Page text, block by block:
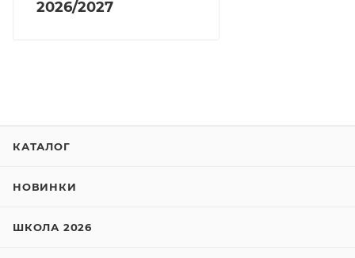
2026/2027
КАТАЛОГ
НОВИНКИ
ШКОЛА 2026